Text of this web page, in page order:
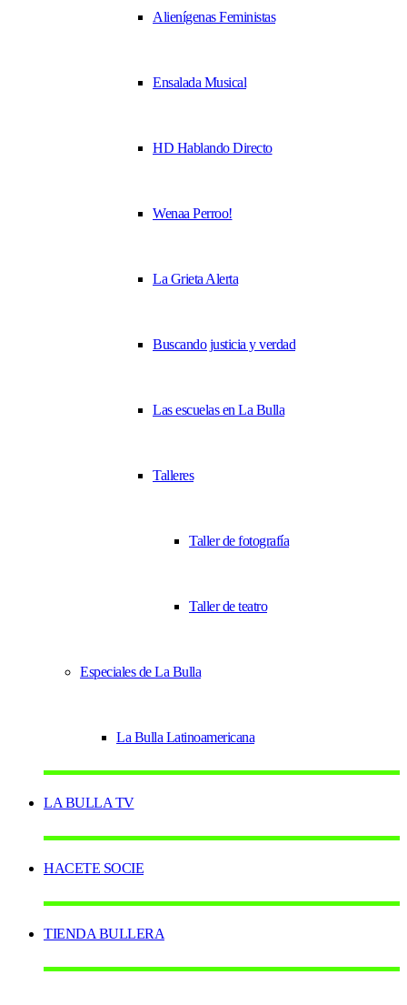
Alienígenas Feministas
Ensalada Musical
HD Hablando Directo
Wenaa Perroo!
La Grieta Alerta
Buscando justicia y verdad
Las escuelas en La Bulla
Talleres
Taller de fotografía
Taller de teatro
Especiales de La Bulla
La Bulla Latinoamericana
LA BULLA TV
HACETE SOCIE
TIENDA BULLERA